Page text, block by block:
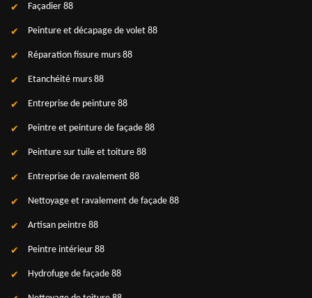
Façadier 88
Peinture et décapage de volet 88
Réparation fissure murs 88
Etanchéité murs 88
Entreprise de peinture 88
Peintre et peinture de façade 88
Peinture sur tuile et toiture 88
Entreprise de ravalement 88
Nettoyage et ravalement de façade 88
Artisan peintre 88
Peintre intérieur 88
Hydrofuge de façade 88